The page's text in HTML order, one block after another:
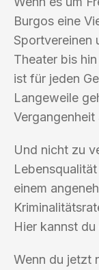
Burgos eine
Sportvereinen
Theater bis
ist für jeden
Langeweile
Vergangenheit
Und nicht zu
einem
Hier kannst
Wenn du jetzt